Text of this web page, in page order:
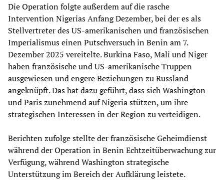
Die Operation folgte außerdem auf die rasche
Intervention Nigerias Anfang Dezember, bei der es als
Stellvertreter des US-amerikanischen und französischen
Imperialismus einen Putschversuch in Benin am 7.
Dezember 2025 vereitelte. Burkina Faso, Mali und Niger
haben französische und US-amerikanische Truppen
ausgewiesen und engere Beziehungen zu Russland
angeknüpft. Das hat dazu geführt, dass sich Washington
und Paris zunehmend auf Nigeria stützen, um ihre
strategischen Interessen in der Region zu verteidigen.
Berichten zufolge stellte der französische Geheimdienst
während der Operation in Benin Echtzeitüberwachung zur
Verfügung, während Washington strategische
Unterstützung im Bereich der Aufklärung leistete.